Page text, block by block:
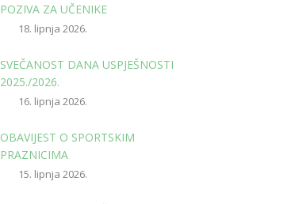
POZIVA ZA UČENIKE
18. lipnja 2026.
SVEČANOST DANA USPJEŠNOSTI
2025./2026.
16. lipnja 2026.
OBAVIJEST O SPORTSKIM
PRAZNICIMA
15. lipnja 2026.